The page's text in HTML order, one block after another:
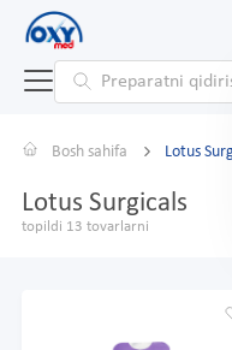
Bosh sahifa Lotus
Lotus Surgicals
topildi 13 tovarlarni